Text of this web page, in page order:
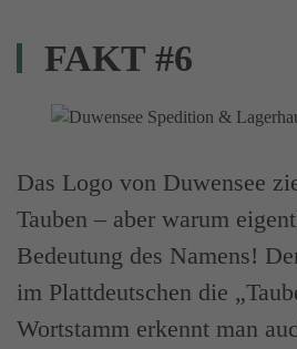
FAKT #6
Das Logo von Duwensee
Tauben – aber warum
Bedeutung des Namens!
im Plattdeutschen die
Wortstamm erkennt man